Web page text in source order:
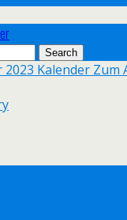
Kalender Zum